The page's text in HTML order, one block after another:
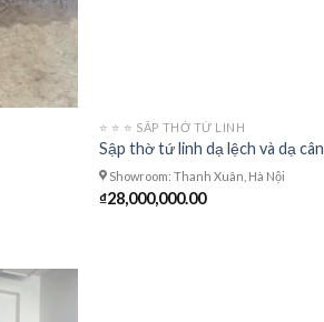
⭐️ ⭐️ ⭐️ SÂP THỜ TỨ LINH
Sập thờ tứ linh dạ lệch và dạ cân
Showroom: Thanh Xuân, Hà Nội
₫28,000,000.00